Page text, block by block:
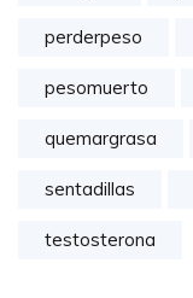
perderpeso
pesomuerto
quemargrasa
sentadillas
testosterona